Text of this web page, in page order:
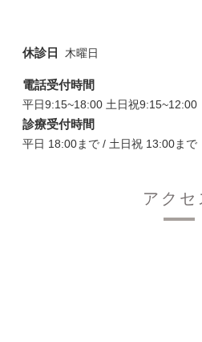
休診日 木曜日
電話受付時間
平日9:15~18:00 土日祝9:15~12:00
診療受付時間
平日 18:00まで / 土日祝 13:00まで
アクセ